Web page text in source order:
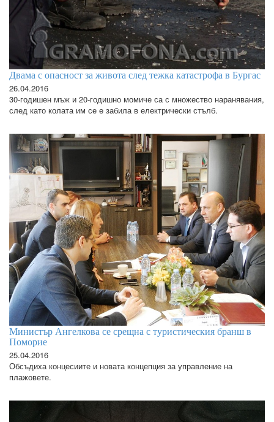
Двама с опасност за живота след тежка катастрофа в Бургас
26.04.2016
30-годишен мъж и 20-годишно момиче са с множество наранявания,
след като колата им се е забила в електрически стълб.
Министър Ангелкова се срещна с туристическия бранш в
Поморие
25.04.2016
Обсъдиха концесиите и новата концепция за управление на
плажовете.